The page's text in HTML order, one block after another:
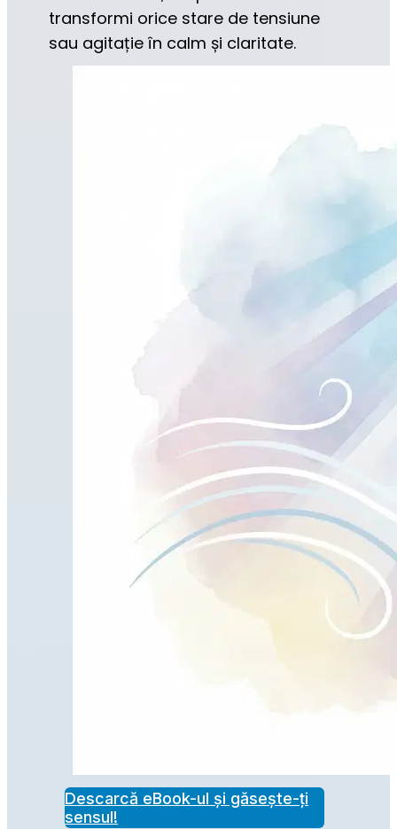
transformi orice stare de tensiune
sau agitație în calm și claritate.
Descarcă eBook-ul și găsește-ți
sensul!